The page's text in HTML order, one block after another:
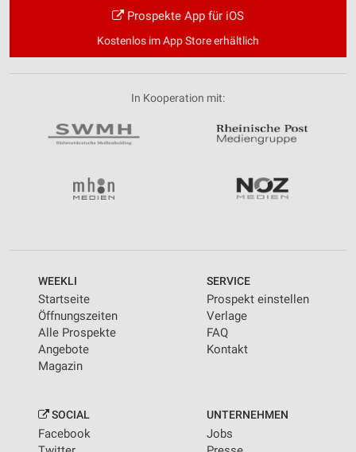
Prospekte App für iOS
Kostenlos im App Store erhältlich
In Kooperation mit:
WEEKLI
Startseite
Öffnungszeiten
Alle Prospekte
Angebote
Magazin
SERVICE
Prospekt einstellen
Verlage
FAQ
Kontakt
SOCIAL
Facebook
UNTERNEHMEN
Jobs